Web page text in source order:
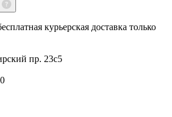
курьерская доставка только
пр. 23с5